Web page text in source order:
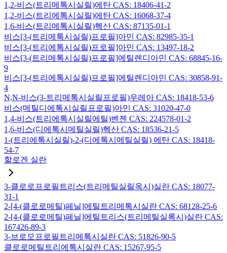
1,2-비스(트리메톡시실릴)에탄 CAS: 18406-41-2
1,2-비스(트리에톡시실릴)에탄 CAS: 16068-37-4
1,6-비스(트리메톡시실릴)헥산 CAS: 87135-01-1
비스[3-(트리메톡시실릴)프로필]아민 CAS: 82985-35-1
비스[3-(트리에톡시실릴)프로필]아민 CAS: 13497-18-2
비스[3-(트리메톡시실릴)프로필]에틸렌디아민 CAS: 68845-16-
9
비스[3-(트리에톡시실릴)프로필]에틸렌디아민 CAS: 30858-91-
4
N,N-비스(3-트리메톡시실릴프로필)우레아 CAS: 18418-53-6
비스(메틸디에톡시실릴프로필)아민 CAS: 31020-47-0
1,4-비스(트리에톡시실릴에틸)벤젠 CAS: 224578-01-2
1,6-비스(디에톡시메틸실릴)헥산 CAS: 18536-21-5
1-(트리에톡시실릴)-2-(디에톡시메틸실릴) 에탄 CAS: 18418-
54-7
할로겐 실란
3-클로로프로필트리스(트리메틸실릴옥시)실란 CAS: 18077-
31-1
2-[4-(클로로메틸)페닐]에틸트리메톡시실란 CAS: 68128-25-6
2-[4-(클로로메틸)페닐]에틸트리스(트리메틸실록시)실란 CAS:
167426-89-3
3-브로모프로필트리메톡시실란 CAS: 51826-90-5
클로로메틸트리에톡시실란 CAS: 15267-95-5